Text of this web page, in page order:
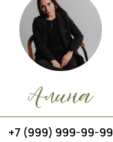
+7 (999) 999-99-99